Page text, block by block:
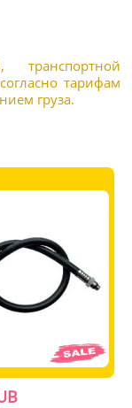
транспортной
тарифам
груза.